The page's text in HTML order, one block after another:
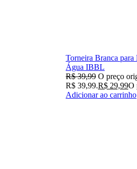
Torneira Branca
Água IBBL
R$39,99 O preço
R$ 39,99.R$ 29,99O
Adicionar ao carrinho